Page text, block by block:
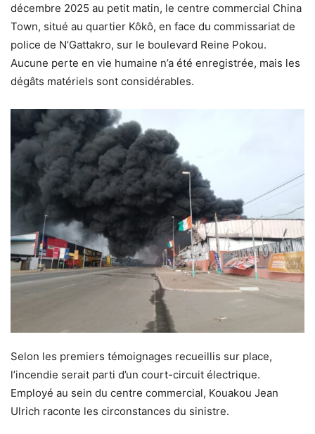
décembre 2025 au petit matin, le centre commercial China
Town, situé au quartier Kôkô, en face du commissariat de
police de N’Gattakro, sur le boulevard Reine Pokou.
Aucune perte en vie humaine n’a été enregistrée, mais les
dégâts matériels sont considérables.
Selon les premiers témoignages recueillis sur place,
l’incendie serait parti d’un court-circuit électrique.
Employé au sein du centre commercial, Kouakou Jean
Ulrich raconte les circonstances du sinistre.